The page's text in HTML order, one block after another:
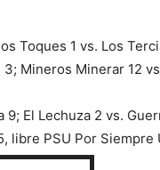
Toques 1 vs. Los
Mineros Minerar 12
9; El Lechuza 2 vs.
libre PSU Por Siempre